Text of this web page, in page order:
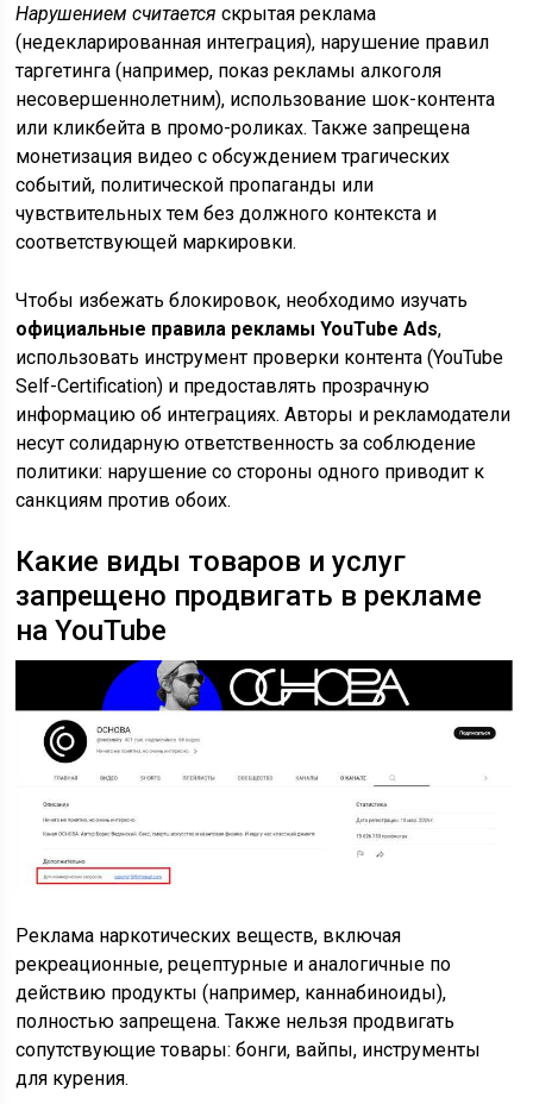
Нарушением считается скрытая реклама
(недекларированная интеграция), нарушение правил
таргетинга (например, показ рекламы алкоголя
несовершеннолетним), использование шок-контента
или кликбейта в промо-роликах. Также запрещена
монетизация видео с обсуждением трагических
событий, политической пропаганды или
чувствительных тем без должного контекста и
соответствующей маркировки.
Чтобы избежать блокировок, необходимо изучать
официальные правила рекламы YouTube Ads,
использовать инструмент проверки контента (YouTube
Self-Certification) и предоставлять прозрачную
информацию об интеграциях. Авторы и рекламодатели
несут солидарную ответственность за соблюдение
политики: нарушение со стороны одного приводит к
санкциям против обоих.
Какие виды товаров и услуг
запрещено продвигать в рекламе
на YouTube
Реклама наркотических веществ, включая
рекреационные, рецептурные и аналогичные по
действию продукты (например, каннабиноиды),
полностью запрещена. Также нельзя продвигать
сопутствующие товары: бонги, вайпы, инструменты
для курения.